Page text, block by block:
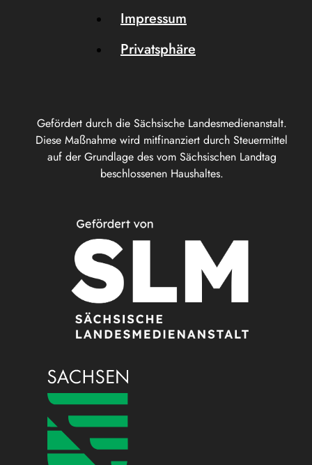
Gefördert durch die Sächsische Landesmedienanstalt.
Diese Maßnahme wird mitfinanziert durch Steuermittel
auf der Grundlage des vom Sächsischen Landtag
beschlossenen Haushaltes.
Impressum
Privatsphäre